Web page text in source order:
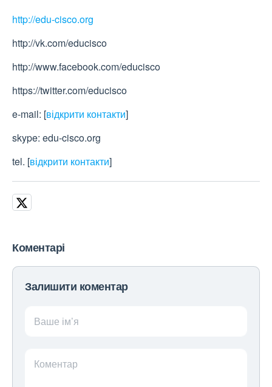
http://edu-cisco.org
http://vk.com/educisco
http://www.facebook.com/educisco
https://twitter.com/educisco
e-mail: [відкрити контакти]
skype: edu-cisco.org
tel. [відкрити контакти]
Коментарі
Залишити коментар
Ваше ім’я
Коментар